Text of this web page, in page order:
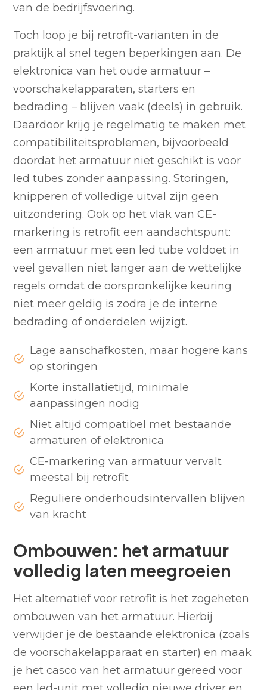
van de bedrijfsvoering.
Toch loop je bij retrofit-varianten in de
praktijk al snel tegen beperkingen aan. De
elektronica van het oude armatuur –
voorschakelapparaten, starters en
bedrading – blijven vaak (deels) in gebruik.
Daardoor krijg je regelmatig te maken met
compatibiliteitsproblemen, bijvoorbeeld
doordat het armatuur niet geschikt is voor
led tubes zonder aanpassing. Storingen,
knipperen of volledige uitval zijn geen
uitzondering. Ook op het vlak van CE-
markering is retrofit een aandachtspunt:
een armatuur met een led tube voldoet in
veel gevallen niet langer aan de wettelijke
regels omdat de oorspronkelijke keuring
niet meer geldig is zodra je de interne
bedrading of onderdelen wijzigt.
Lage aanschafkosten, maar hogere kans
op storingen
Korte installatietijd, minimale
aanpassingen nodig
Niet altijd compatibel met bestaande
armaturen of elektronica
CE-markering van armatuur vervalt
meestal bij retrofit
Reguliere onderhoudsintervallen blijven
van kracht
Ombouwen: het armatuur
volledig laten meegroeien
Het alternatief voor retrofit is het zogeheten
ombouwen van het armatuur. Hierbij
verwijder je de bestaande elektronica (zoals
de voorschakelapparaat en starter) en maak
je het casco van het armatuur gereed voor